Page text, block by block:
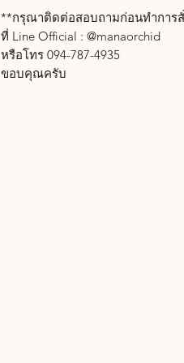
**กรุณาติดต่อสอบถามก่อนทำการ
ที่ Line Official : @manaorchid
หรือโทร 094-787-4935
ขอบคุณครับ